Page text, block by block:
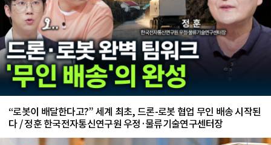
“로봇이 배달한다고?” 세계 최초, 드론-로봇 협업 무인 배송 시작된
다 / 정훈 한국전자통신연구원 우정·물류기술연구센터장